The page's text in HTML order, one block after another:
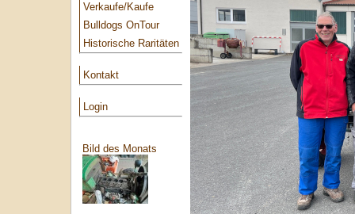
Verkaufe/Kaufe
Bulldogs OnTour
Historische Raritäten
Kontakt
Login
Bild des Monats